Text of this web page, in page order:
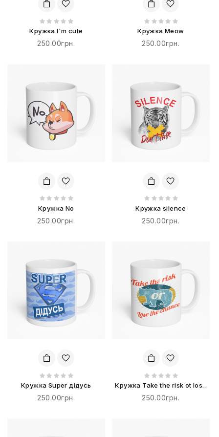
Кружка I'm cute
250.00грн.
Кружка Meow
250.00грн.
Кружка No
250.00грн.
Кружка silence
250.00грн.
Кружка Super дідусь
250.00грн.
Кружка Take the risk ot lose
the chance
250.00грн.